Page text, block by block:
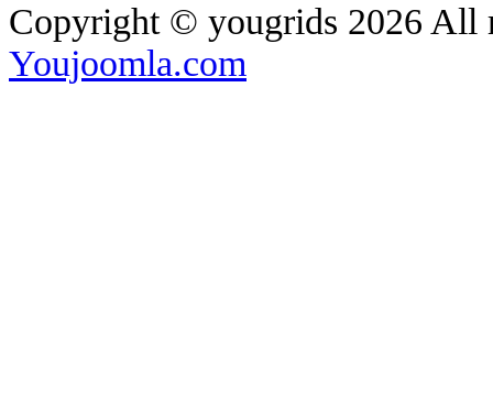
Copyright © yougrids 2026 All
Youjoomla.com